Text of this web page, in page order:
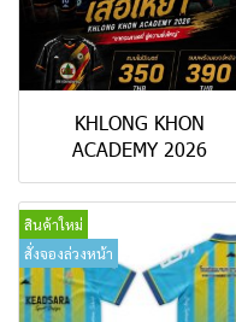
KHLONG KHON
ACADEMY 2026
สินค้าใหม่
สั่งจองล่วงหน้า